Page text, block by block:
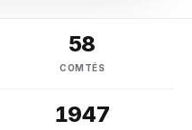
58
COMTÉS
1947